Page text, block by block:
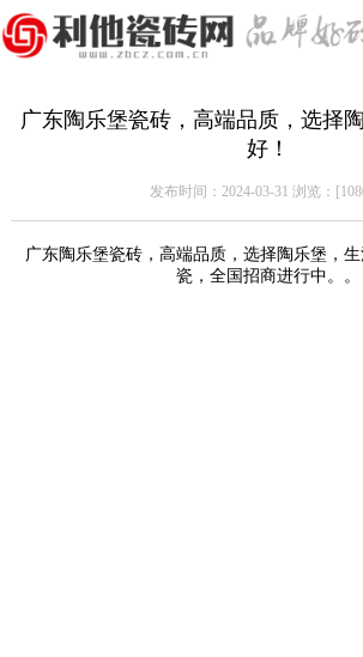
广东陶乐堡瓷砖，高端品质，选择
好！
发布时间：2024-03-31 浏览：[
广东陶乐堡瓷砖，高端品质，选择陶乐堡，生
瓷，全国招商进行中。。